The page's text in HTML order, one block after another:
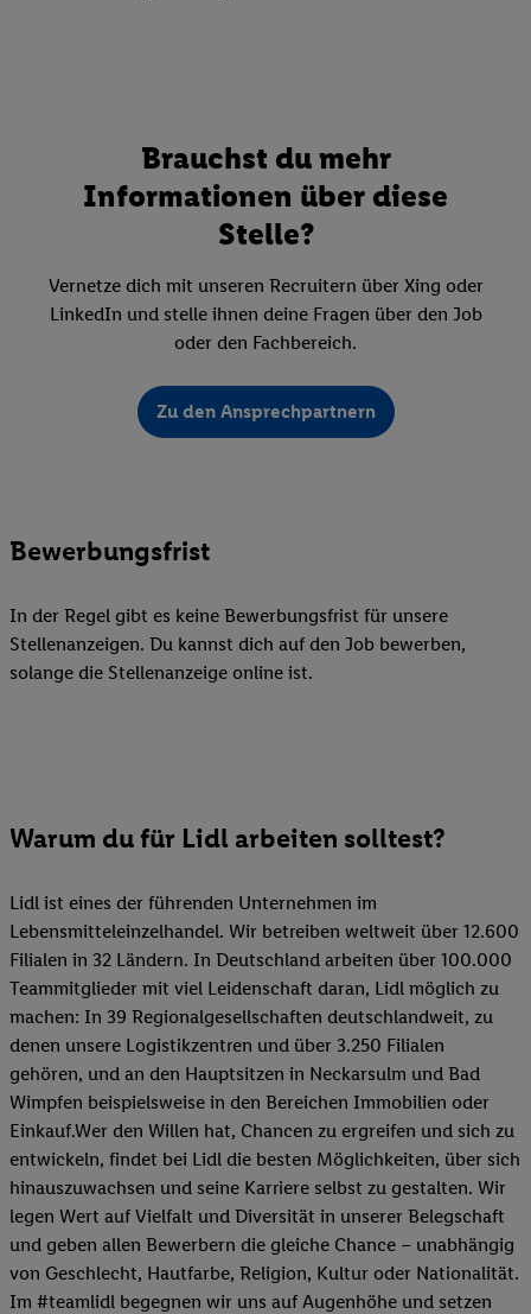
Brauchst du mehr
Informationen über diese
Stelle?
Vernetze dich mit unseren Recruitern über Xing oder
LinkedIn und stelle ihnen deine Fragen über den Job
oder den Fachbereich.
Zu den Ansprechpartnern
Bewerbungsfrist
In der Regel gibt es keine Bewerbungsfrist für unsere
Stellenanzeigen. Du kannst dich auf den Job bewerben,
solange die Stellenanzeige online ist.
Warum du für Lidl arbeiten solltest?
Lidl ist eines der führenden Unternehmen im
Lebensmitteleinzelhandel. Wir betreiben weltweit über 12.600
Filialen in 32 Ländern. In Deutschland arbeiten über 100.000
Teammitglieder mit viel Leidenschaft daran, Lidl möglich zu
machen: In 39 Regionalgesellschaften deutschlandweit, zu
denen unsere Logistikzentren und über 3.250 Filialen
gehören, und an den Hauptsitzen in Neckarsulm und Bad
Wimpfen beispielsweise in den Bereichen Immobilien oder
Einkauf.Wer den Willen hat, Chancen zu ergreifen und sich zu
entwickeln, findet bei Lidl die besten Möglichkeiten, über sich
hinauszuwachsen und seine Karriere selbst zu gestalten. Wir
legen Wert auf Vielfalt und Diversität in unserer Belegschaft
und geben allen Bewerbern die gleiche Chance – unabhängig
von Geschlecht, Hautfarbe, Religion, Kultur oder Nationalität.
Im #teamlidl begegnen wir uns auf Augenhöhe und setzen